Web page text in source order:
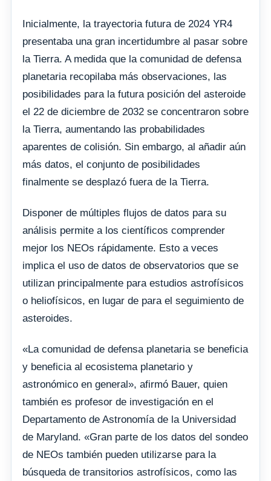
Inicialmente, la trayectoria futura de 2024 YR4
presentaba una gran incertidumbre al pasar sobre
la Tierra. A medida que la comunidad de defensa
planetaria recopilaba más observaciones, las
posibilidades para la futura posición del asteroide
el 22 de diciembre de 2032 se concentraron sobre
la Tierra, aumentando las probabilidades
aparentes de colisión. Sin embargo, al añadir aún
más datos, el conjunto de posibilidades
finalmente se desplazó fuera de la Tierra.
Disponer de múltiples flujos de datos para su
análisis permite a los científicos comprender
mejor los NEOs rápidamente. Esto a veces
implica el uso de datos de observatorios que se
utilizan principalmente para estudios astrofísicos
o heliofísicos, en lugar de para el seguimiento de
asteroides.
«La comunidad de defensa planetaria se beneficia
y beneficia al ecosistema planetario y
astronómico en general», afirmó Bauer, quien
también es profesor de investigación en el
Departamento de Astronomía de la Universidad
de Maryland. «Gran parte de los datos del sondeo
de NEOs también pueden utilizarse para la
búsqueda de transitorios astrofísicos, como las